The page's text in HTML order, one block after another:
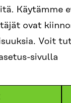
Käytämme
ovat
Voit
sivulla
+358